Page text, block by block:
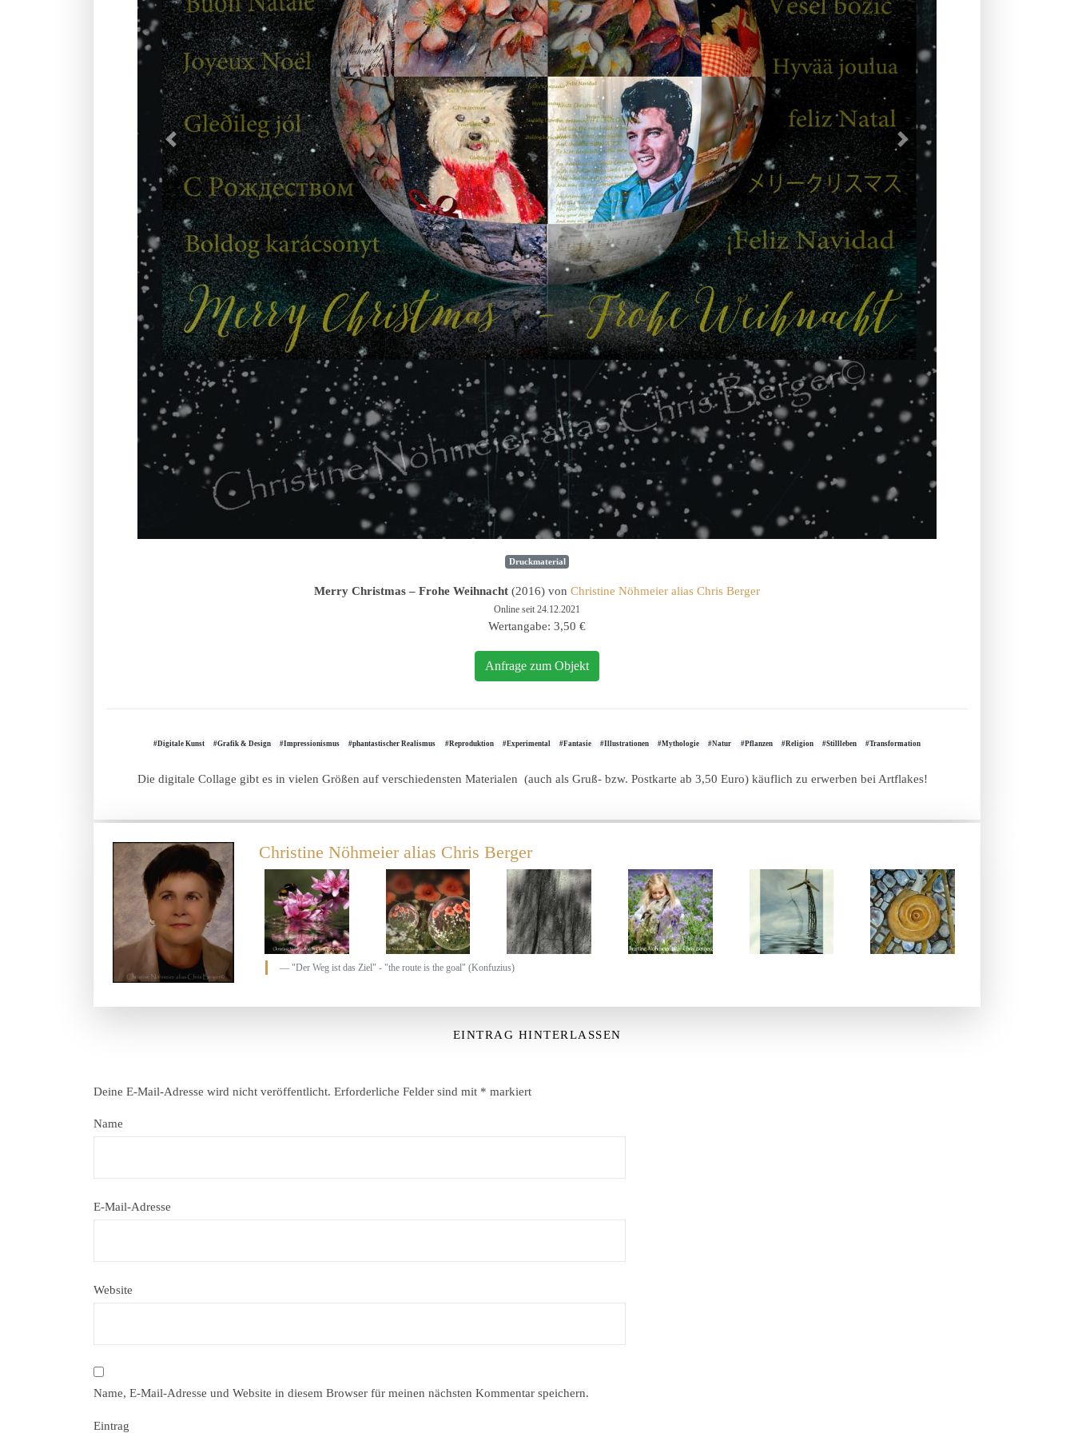
Druckmaterial
Merry Christmas – Frohe Weihnacht (2016) von Christine Nöhmeier alias Chris Berger
Online seit 24.12.2021
Wertangabe: 3,50 €
Anfrage zum Objekt
#Digitale Kunst #Grafik & Design #Impressionismus #phantastischer Realismus #Reproduktion #Experimental #Fantasie #Illustrationen #Mythologie #Natur #Pflanzen #Religion #Stillleben #Transformation
Die digitale Collage gibt es in vielen Größen auf verschiedensten Materialen (auch als Gruß- bzw. Postkarte ab 3,50 Euro) käuflich zu erwerben bei Artflakes!
Christine Nöhmeier alias Chris Berger
"Der Weg ist das Ziel" - "the route is the goal" (Konfuzius)
EINTRAG HINTERLASSEN
Deine E-Mail-Adresse wird nicht veröffentlicht. Erforderliche Felder sind mit * markiert
Name
E-Mail-Adresse
Website
Name, E-Mail-Adresse und Website in diesem Browser für meinen nächsten Kommentar speichern.
Eintrag